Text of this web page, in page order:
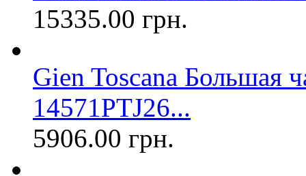
15335.00 грн.
Gien Toscana Большая
14571PTJ26...
5906.00 грн.